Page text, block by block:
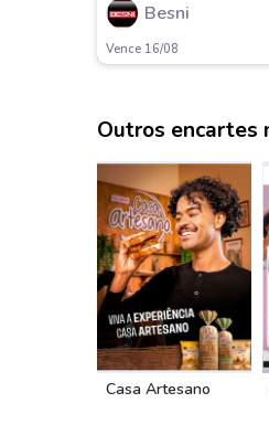
Besni
Vence 16/08
Outros encartes
Casa Artesano